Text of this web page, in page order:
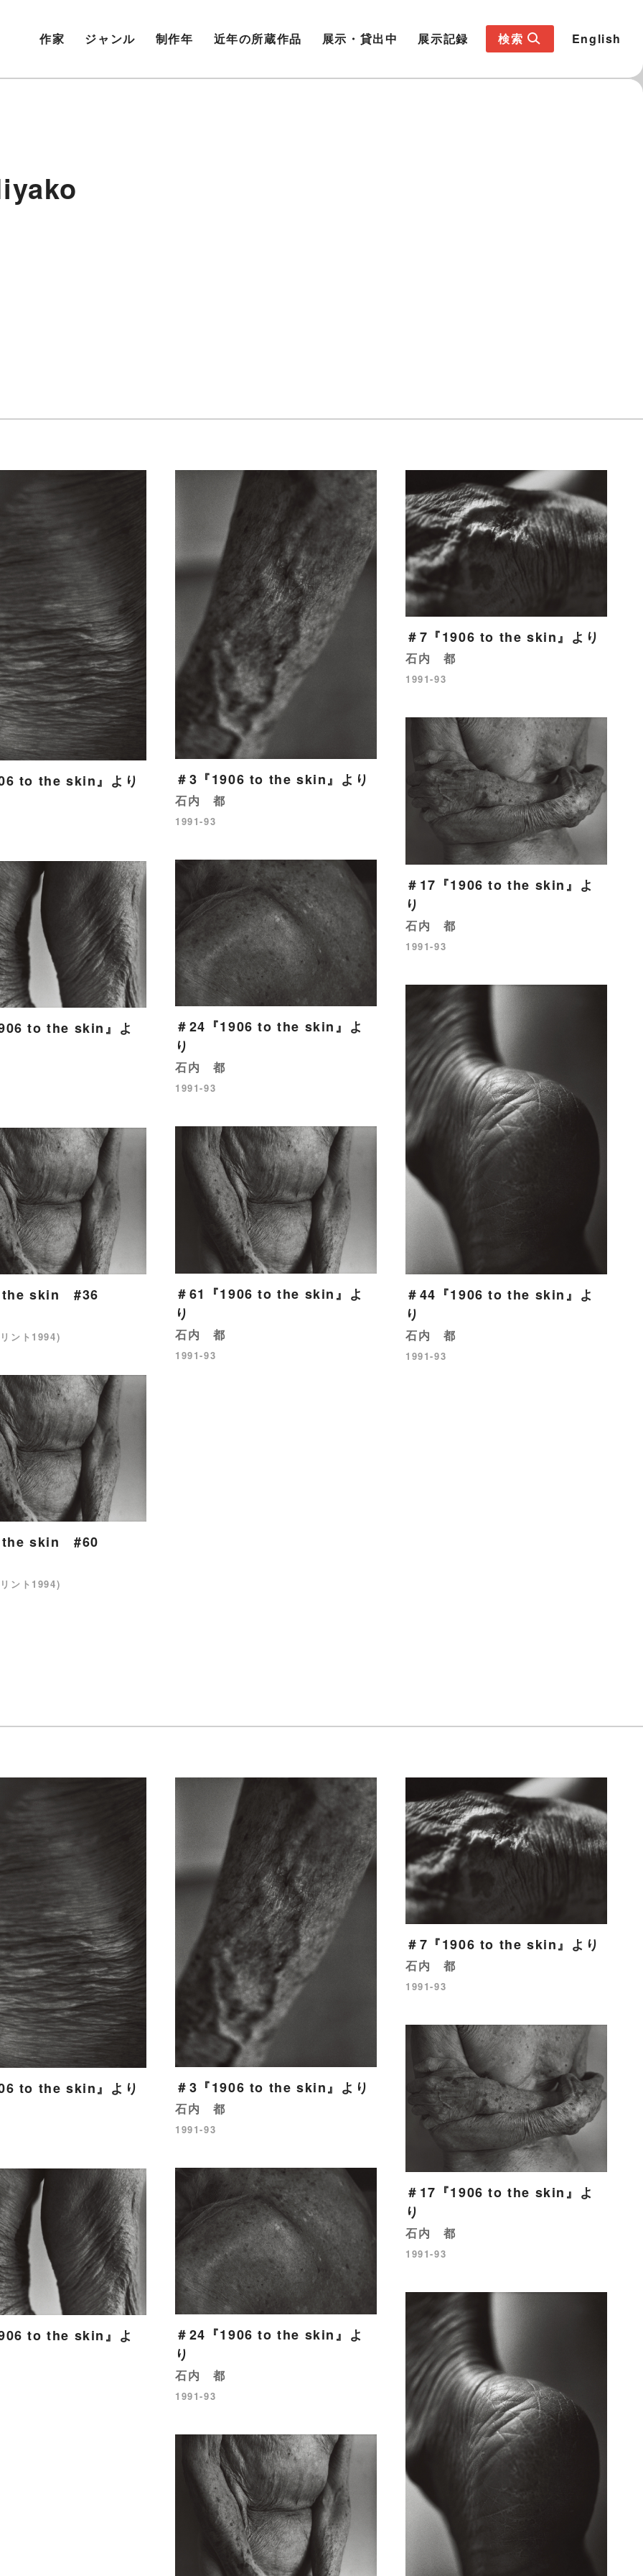
作家 ジャンル 制作年 近年の所蔵作品 展示・貸出中 展示記録 検索 English
to the skin』より ＃3『1906 to the skin』より
石内 都
1991-93
＃7『1906 to the skin』より
石内 都
1991-93
＃17『1906 to the skin』よ
り
石内 都
1991-93
＃24『1906 to the skin』よ
り
石内 都
1991-93
to the skin』よ
＃44『1906 to the skin』よ
り
石内 都
1991-93
＃61『1906 to the skin』よ
り
石内 都
1991-93
the skin #36
ント1994)
the skin #60
ント1994)
to the skin』より ＃3『1906 to the skin』より
石内 都
1991-93
＃7『1906 to the skin』より
石内 都
1991-93
＃17『1906 to the skin』よ
り
石内 都
1991-93
＃24『1906 to the skin』よ
り
石内 都
1991-93
to the skin』よ